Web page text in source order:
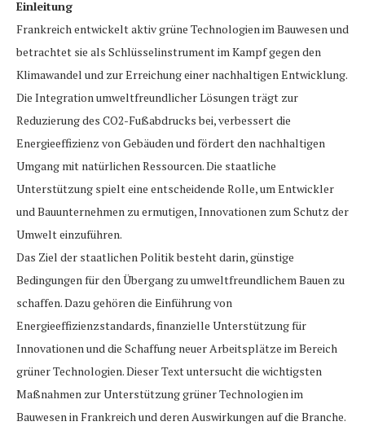
Einleitung
Frankreich entwickelt aktiv grüne Technologien im Bauwesen und
betrachtet sie als Schlüsselinstrument im Kampf gegen den
Klimawandel und zur Erreichung einer nachhaltigen Entwicklung.
Die Integration umweltfreundlicher Lösungen trägt zur
Reduzierung des CO2-Fußabdrucks bei, verbessert die
Energieeffizienz von Gebäuden und fördert den nachhaltigen
Umgang mit natürlichen Ressourcen. Die staatliche
Unterstützung spielt eine entscheidende Rolle, um Entwickler
und Bauunternehmen zu ermutigen, Innovationen zum Schutz der
Umwelt einzuführen.
Das Ziel der staatlichen Politik besteht darin, günstige
Bedingungen für den Übergang zu umweltfreundlichem Bauen zu
schaffen. Dazu gehören die Einführung von
Energieeffizienzstandards, finanzielle Unterstützung für
Innovationen und die Schaffung neuer Arbeitsplätze im Bereich
grüner Technologien. Dieser Text untersucht die wichtigsten
Maßnahmen zur Unterstützung grüner Technologien im
Bauwesen in Frankreich und deren Auswirkungen auf die Branche.